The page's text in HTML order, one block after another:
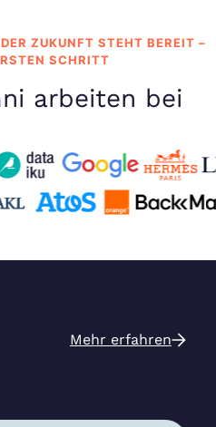
ZUKUNFT STEHT BEREIT –
SCHRITT
arbeiten bei
Mehr erfahren